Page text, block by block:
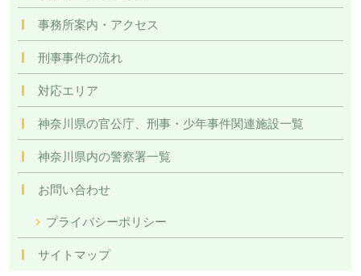
事務所案内・アクセス
刑事事件の流れ
対応エリア
神奈川県の官公庁、刑事・少年事件関連施設一覧
神奈川県内の警察署一覧
お問い合わせ
プライバシーポリシー
サイトマップ